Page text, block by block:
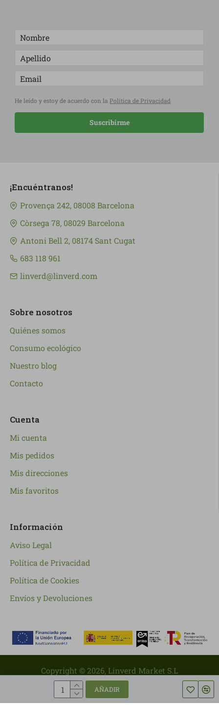
AÑADIR
He leído y estoy de acuerdo con la Política de Privacidad
Suscribirme
¡Encuéntranos!
Provença 242, 08008 Barcelona
Còrsega 78, 08029 Barcelona
Antoni Bell 2, 08174 Sant Cugat
683 118 961
linverd@linverd.com
Sobre nosotros
Quiénes somos
Consumo ecológico
Nuestro blog
Contacto
Cuenta
Mi cuenta
Mis pedidos
Mis direcciones
Mis favoritos
Información
Aviso Legal
Política de Privacidad
Política de Cookies
Envíos y Devoluciones
Copyright © 2026, Linverd Market S.L